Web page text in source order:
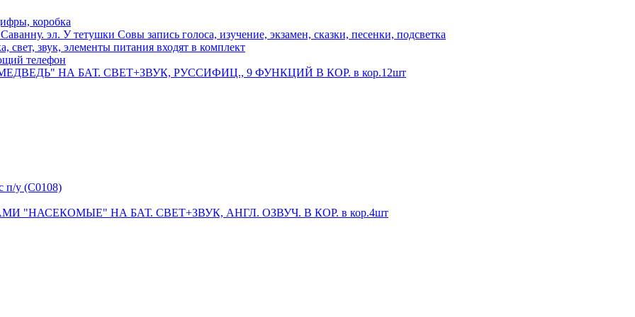
коробка
эл. У тетушки Совы запись голоса, изучение, экзамен, сказки, песенки, подсветка
звук, элементы питания входят в комплект
телефон
НА БАТ. СВЕТ+ЗВУК, РУССИФИЦ., 9 ФУНКЦИЙ В КОР. в кор.12шт
п/у (C0108)
"НАСЕКОМЫЕ" НА БАТ. СВЕТ+ЗВУК, АНГЛ. ОЗВУЧ. В КОР. в кор.4шт